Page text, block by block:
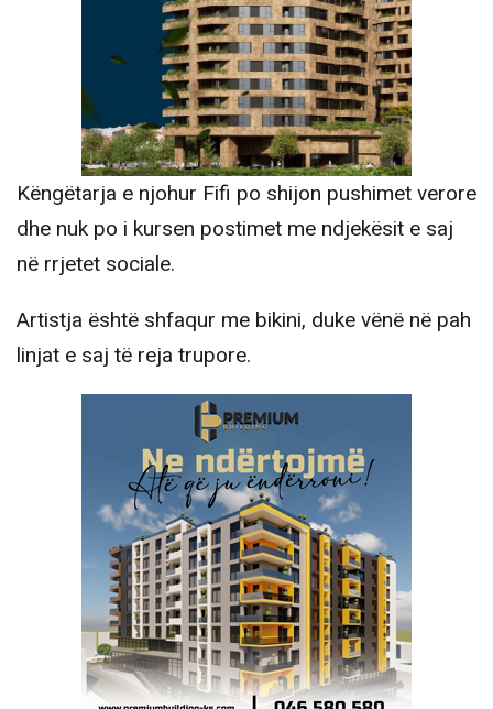
Këngëtarja e njohur Fifi po shijon pushimet verore
dhe nuk po i kursen postimet me ndjekësit e saj
në rrjetet sociale.
Artistja është shfaqur me bikini, duke vënë në pah
linjat e saj të reja trupore.